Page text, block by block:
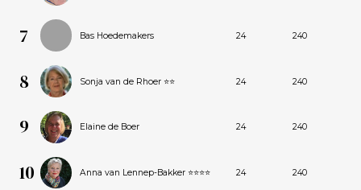
7 Bas Hoedemakers 24 240
8 Sonja van de Rhoer ⭐⭐ 24 240
9 Elaine de Boer 24 240
10 Anna van Lennep-Bakker ⭐⭐⭐⭐ 24 240